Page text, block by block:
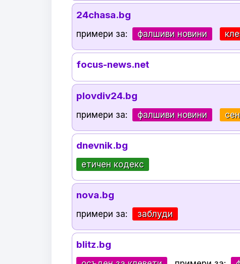
24chasa.bg
примери за: фалшиви новини
focus-news.net
plovdiv24.bg
примери за: фалшиви новини
dnevnik.bg
етичен кодекс
nova.bg
примери за: заблуди
blitz.bg